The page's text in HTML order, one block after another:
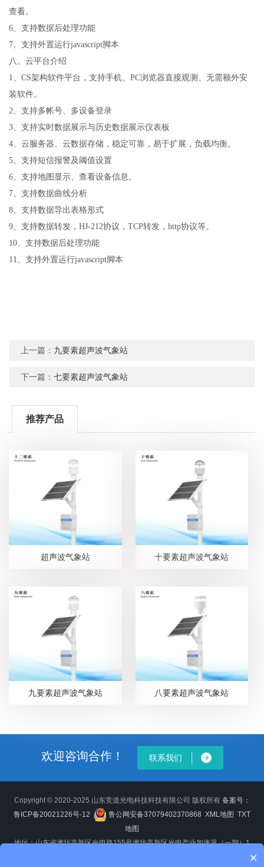
查看。
6 、支持数据后处理功能
7 、支持外置运行javascript脚本
八、云平台介绍
1
、CS架构软件平台，支持手机、PC浏览器直接观测、无需额外安
装软件。
2 、支持多帐号、多设备登录
3 、支持实时数据展示与历史数据展示仪表板
4 、云服务器、云数据存储，稳定可靠，易于扩展，负载均衡。
5 、支持短信报警及阈值设置
6 、支持地图显示、查看设备信息。
7 、支持数据曲线分析
8 、支持数据导出表格形式
9 、支持数据转发，HJ-212协议，TCP转发，http协议等。
10 、支持数据后处理功能
11
、支持外置运行javascript脚本
上一篇： 九要素超声波气象站
下一篇：七要素超声波气象站
推荐产品
超声波气象站 十要素超声波气象站
九要素超声波气象站 八要素超声波气象站
欢迎咨询合作！ 联系我们
Copyright © 2020-2025 山东竞道光电科技科技有限公司 版权所有 备案号：
鲁ICP备20021226号-12
鲁公网安备37079402370868 XML地图 TXT
地图
地址：山东省潍坊高新区光电路155号潍坊高新区光电产业加速器（一期）1
×